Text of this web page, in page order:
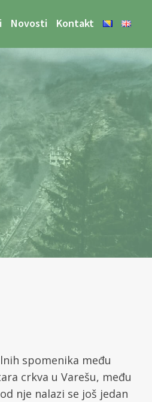
Novosti Kontakt
spomenika među
crkva u Varešu, među
nje nalazi se još jedan